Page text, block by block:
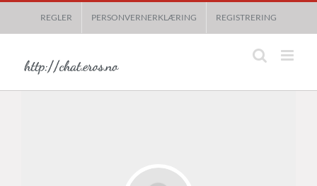
Skip
content
REGLER PERSONVERNERKLÆRING REGISTRERING